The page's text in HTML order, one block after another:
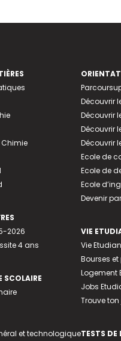
2026
4 ans
SCOLAIRE
et technologique
Découvrir
Découvrir
Découvrir
Découvrir
Ecole de
Ecole de
Ecole
Devenir
VIE
Vie
Bourses
Logement
Jobs
Trouve
TESTS DE